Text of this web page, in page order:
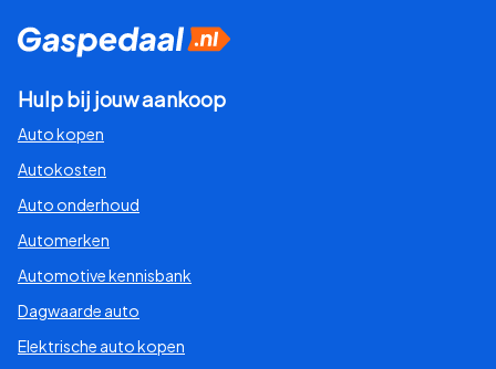
Hulp bij jouw aankoop
Auto kopen
Autokosten
Auto onderhoud
Automerken
Automotive kennisbank
Dagwaarde auto
Elektrische auto kopen